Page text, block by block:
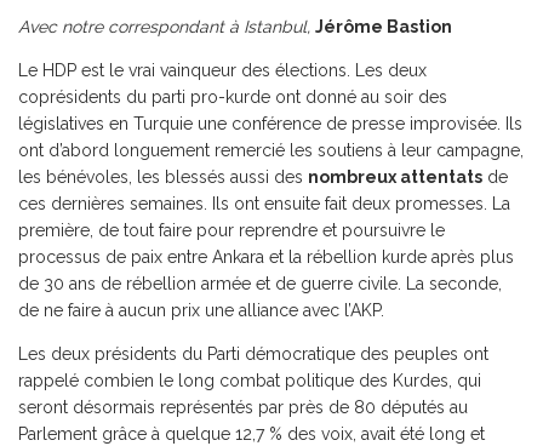
Avec notre correspondant à Istanbul, Jérôme Bastion
Le HDP est le vrai vainqueur des élections. Les deux
coprésidents du parti pro-kurde ont donné au soir des
législatives en Turquie une conférence de presse improvisée. Ils
ont d’abord longuement remercié les soutiens à leur campagne,
les bénévoles, les blessés aussi des nombreux attentats de
ces dernières semaines. Ils ont ensuite fait deux promesses. La
première, de tout faire pour reprendre et poursuivre le
processus de paix entre Ankara et la rébellion kurde après plus
de 30 ans de rébellion armée et de guerre civile. La seconde,
de ne faire à aucun prix une alliance avec l’AKP.
Les deux présidents du Parti démocratique des peuples ont
rappelé combien le long combat politique des Kurdes, qui
seront désormais représentés par près de 80 députés au
Parlement grâce à quelque 12,7 % des voix, avait été long et